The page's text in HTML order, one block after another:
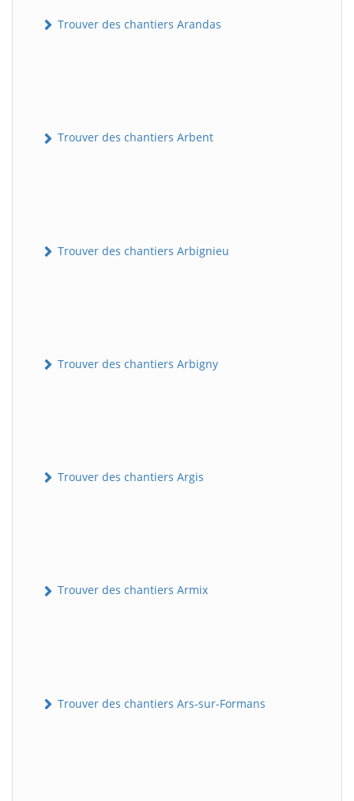
Trouver des chantiers Arandas
Trouver des chantiers Arbent
Trouver des chantiers Arbignieu
Trouver des chantiers Arbigny
Trouver des chantiers Argis
Trouver des chantiers Armix
Trouver des chantiers Ars-sur-Formans